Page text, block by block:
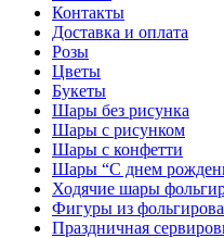
Контакты
Доставка и оплата
Розы
Цветы
Букеты
Шары без рисунка
Шары с рисунком
Шары с конфетти
Шары “С днем
Ходячие шары
Фигуры из
Праздничная